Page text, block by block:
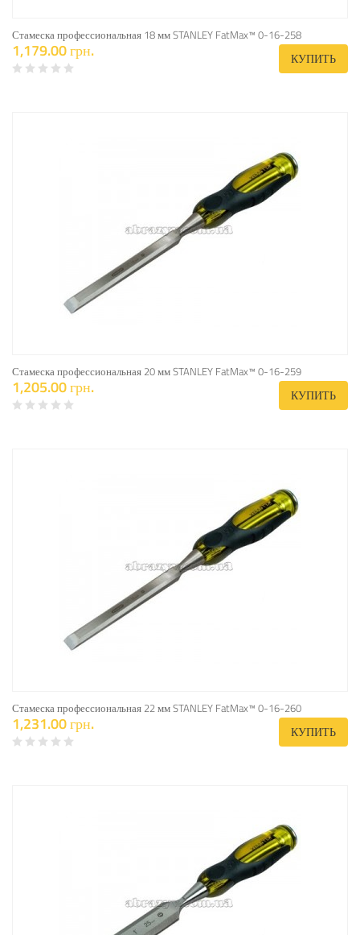
Стамеска профессиональная 18 мм STANLEY FatMax™ 0-16-258
1,179.00 грн. КУПИТЬ
Стамеска профессиональная 20 мм STANLEY FatMax™ 0-16-259
1,205.00 грн. КУПИТЬ
Стамеска профессиональная 22 мм STANLEY FatMax™ 0-16-260
1,231.00 грн. КУПИТЬ